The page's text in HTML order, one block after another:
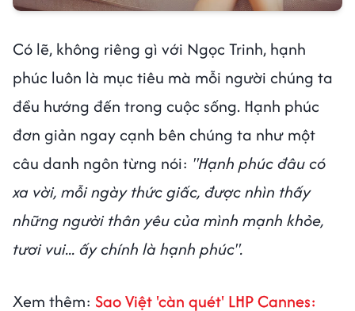
Có lẽ, không riêng gì với Ngọc Trinh, hạnh
phúc luôn là mục tiêu mà mỗi người chúng ta
đều hướng đến trong cuộc sống. Hạnh phúc
đơn giản ngay cạnh bên chúng ta như một
câu danh ngôn từng nói: "Hạnh phúc đâu có
xa vời, mỗi ngày thức giấc, được nhìn thấy
những người thân yêu của mình mạnh khỏe,
tươi vui... ấy chính là hạnh phúc".
Xem thêm: Sao Việt 'càn quét' LHP Cannes: